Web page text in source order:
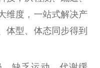
维度，一站式解决产
体型、体态同步得到